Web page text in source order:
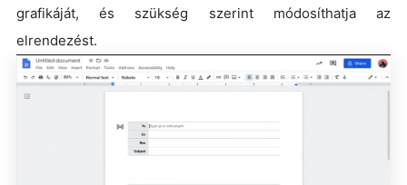
grafikáját, és szükség szerint módosíthatja az
elrendezést.